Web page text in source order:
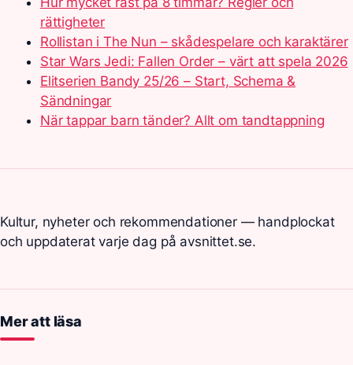
rättigheter
Rollistan i The Nun – skådespelare och karaktärer
Star Wars Jedi: Fallen Order – värt att spela 2026
Elitserien Bandy 25/26 – Start, Schema &
Sändningar
När tappar barn tänder? Allt om tandtappning
Kultur, nyheter och rekommendationer — handplockat
och uppdaterat varje dag på avsnittet.se.
Mer att läsa